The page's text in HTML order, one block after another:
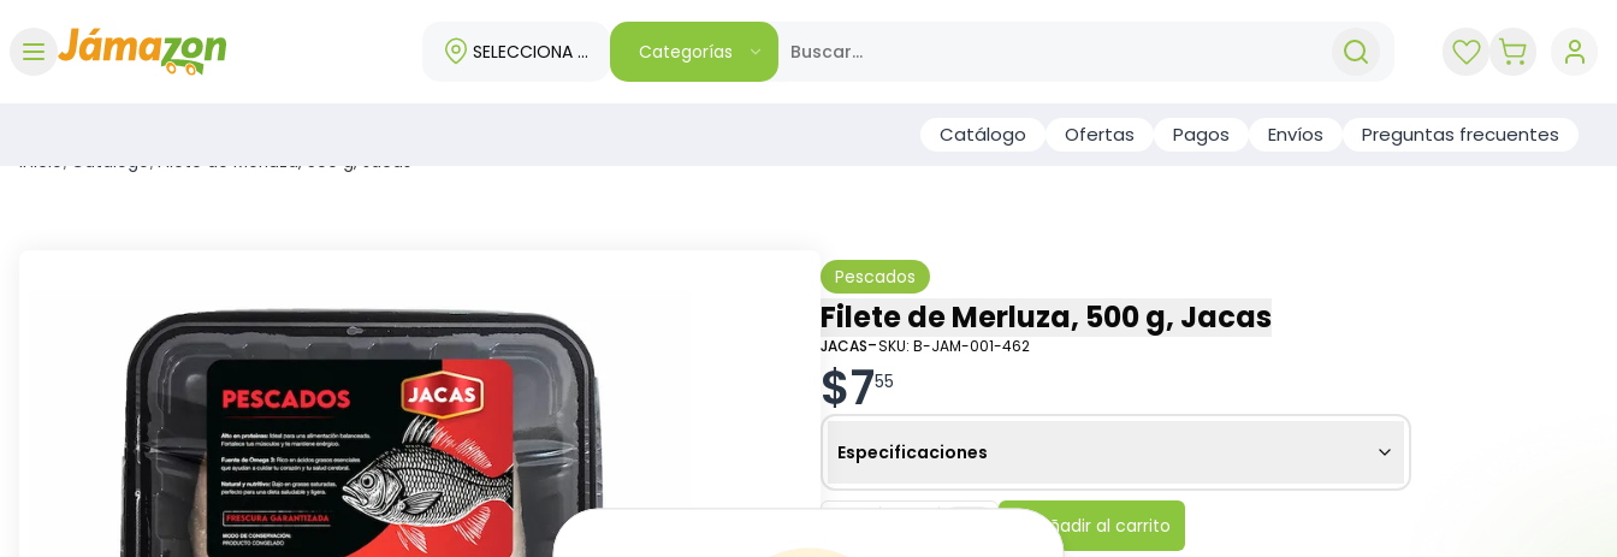
SELECCIONA TU REGIÓNCategorías
Catálogo Ofertas Pagos Envíos Preguntas frecuentes
Inicio/ Catálogo/ Filete de Merluza, 500 g, Jacas
Pescados
Filete de Merluza, 500 g, Jacas
JACAS-SKU: B-JAM-001-462
$755
Especificaciones
Añadir al carrito